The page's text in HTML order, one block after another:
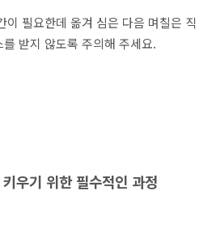
이 필요한데 옮겨 심은 다음 며칠은 직
받지 않도록 주의해 주세요.
우기 위한 필수적인 과정